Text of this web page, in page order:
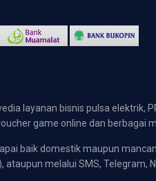
layanan bisnis pulsa elektrik,
game online dan berbagai
baik domestik maupun
melalui SMS, Telegram,